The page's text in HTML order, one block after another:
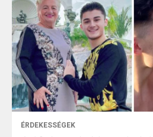
ÉRDEKESSÉGEK